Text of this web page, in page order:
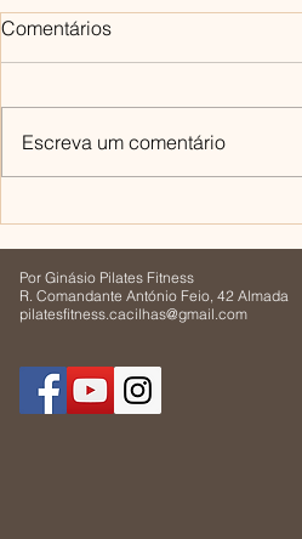
envelhecimento da pele, by
Stetik4All
Comentários
Escreva um comentário
Por Ginásio Pilates Fitness
R. Comandante António Feio, 42 Almada
pilatesfitness.cacilhas@gmail.com